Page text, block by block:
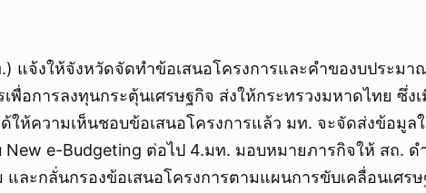
แจ้งให้จังหวัดจัดทำข้อเสนอโครงการและคำของบประม
พื่อการลงทุนกระตุ้นเศรษฐกิจ ส่งให้กระทรวงมหาดไทย ซึ่งเ
ให้ความเห็นชอบข้อเสนอโครงการแล้ว มท. จะจัดส่งข้อมูล
New e-Budgeting ต่อไป 4.มท. มอบหมายภารกิจให้ สถ. ด
และกลั่นกรองข้อเสนอโครงการตามแผนการขับเคลื่อนเศร